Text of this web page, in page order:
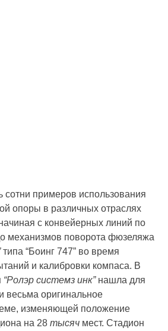
сотни примеров использования
опоры в различных отраслях
с конвейерных линий по
механизмов поворота фюзеляжа
типа “Боинг 747” во время
и калибровки компаса. В
“Ролэр системз инк”нашла для
весьма оригинальное
изменяющей положение
на 28тысяч мест. Стадион